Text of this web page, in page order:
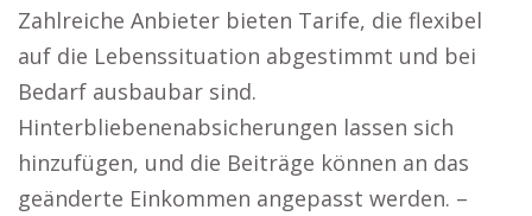
Zahlreiche Anbieter bieten Tarife, die flexibel
auf die Lebenssituation abgestimmt und bei
Bedarf ausbaubar sind.
Hinterbliebenenabsicherungen lassen sich
hinzufügen, und die Beiträge können an das
geänderte Einkommen angepasst werden. –